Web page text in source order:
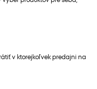
v ktorejkoľvek predajni na